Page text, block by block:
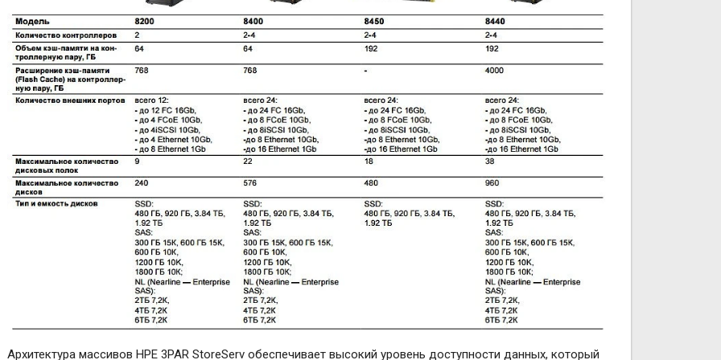
Архитектура массивов HPE 3PAR StoreServ обеспечивает высокий уровень доступности данных, который